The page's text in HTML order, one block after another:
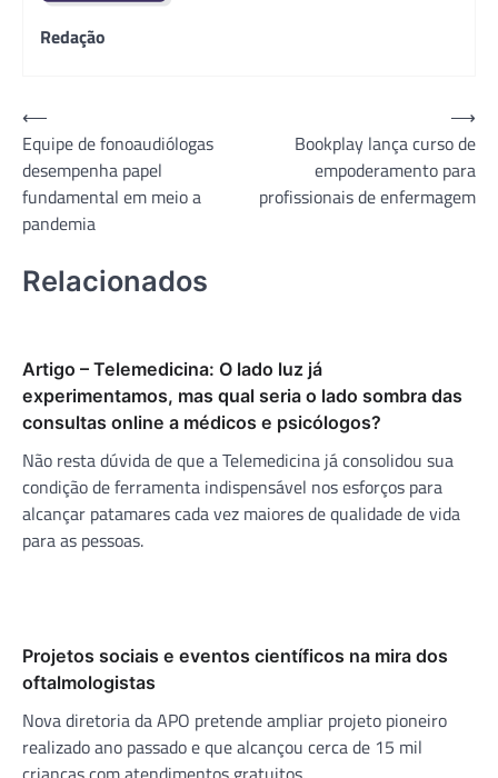
Redação
Navegação
de
Post
⟵
Equipe de fonoaudiólogas
desempenha papel
fundamental em meio a
pandemia
Bookplay lança curso de
empoderamento para
profissionais de enfermagem
⟶
Relacionados
Artigo – Telemedicina: O lado luz já
experimentamos, mas qual seria o lado sombra das
consultas online a médicos e psicólogos?
Não resta dúvida de que a Telemedicina já consolidou sua
condição de ferramenta indispensável nos esforços para
alcançar patamares cada vez maiores de qualidade de vida
para as pessoas.
Projetos sociais e eventos científicos na mira dos
oftalmologistas
Nova diretoria da APO pretende ampliar projeto pioneiro
realizado ano passado e que alcançou cerca de 15 mil